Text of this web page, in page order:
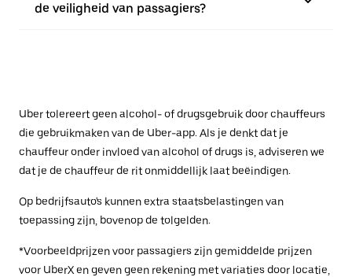
de veiligheid van passagiers?
Uber tolereert geen alcohol- of drugsgebruik door chauffeurs
die gebruikmaken van de Uber-app. Als je denkt dat je
chauffeur onder invloed van alcohol of drugs is, adviseren we
dat je de chauffeur de rit onmiddellijk laat beëindigen.
Op bedrijfsauto's kunnen extra staatsbelastingen van
toepassing zijn, bovenop de tolgelden.
*Voorbeeldprijzen voor passagiers zijn gemiddelde prijzen
voor UberX en geven geen rekening met variaties door locatie,